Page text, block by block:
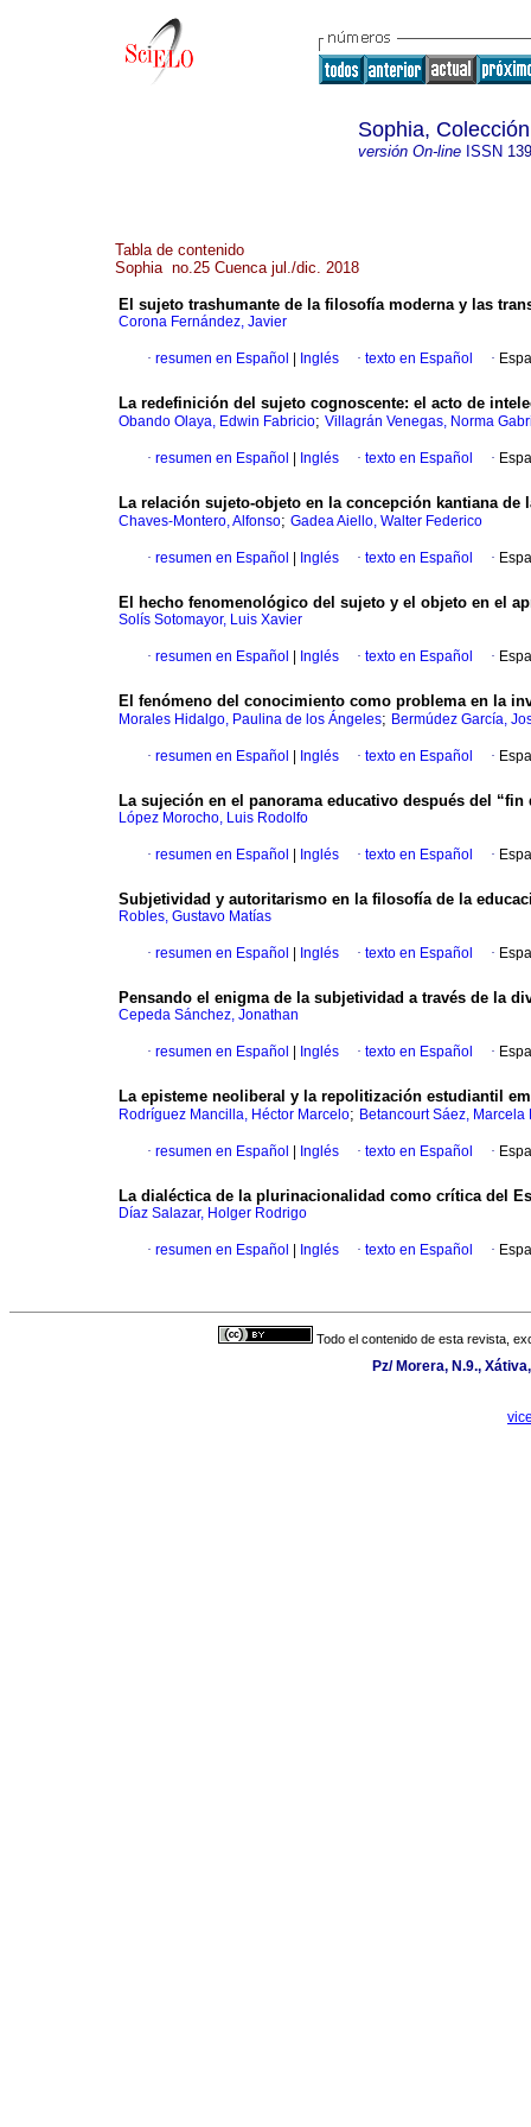
Sophia,
versión On-lineISSN
Tabla de contenido
Sophia no.25 Cuenca jul./dic. 2018
El sujeto trashumante de la filosofía moderna y las
Corona Fernández, Javier
· resumen en Español Inglés · texto en Español ·
La redefinición del sujeto cognoscente: el acto de
Obando Olaya, Edwin Fabricio; Villagrán Venegas, Norma
· resumen en Español Inglés · texto en Español ·
La relación sujeto-objeto en la concepción kantiana de
Chaves-Montero, Alfonso; Gadea Aiello, Walter Federico
· resumen en Español Inglés · texto en Español ·
El hecho fenomenológico del sujeto y el objeto en el
Solís Sotomayor, Luis Xavier
· resumen en Español Inglés · texto en Español ·
El fenómeno del conocimiento como problema en la
Morales Hidalgo, Paulina de los Ángeles; Bermúdez García,
· resumen en Español Inglés · texto en Español ·
La sujeción en el panorama educativo después del “fin
López Morocho, Luis Rodolfo
· resumen en Español Inglés · texto en Español ·
Subjetividad y autoritarismo en la filosofía de la
Robles, Gustavo Matías
· resumen en Español Inglés · texto en Español ·
Pensando el enigma de la subjetividad a través de la
Cepeda Sánchez, Jonathan
· resumen en Español Inglés · texto en Español ·
La episteme neoliberal y la repolitización estudiantil
Rodríguez Mancilla, Héctor Marcelo; Betancourt Sáez, Marcela
· resumen en Español Inglés · texto en Español ·
La dialéctica de la plurinacionalidad como crítica del
Díaz Salazar, Holger Rodrigo
· resumen en Español Inglés · texto en Español ·
Todo el contenido de esta revista,
Pz/ Morera, N.9.,